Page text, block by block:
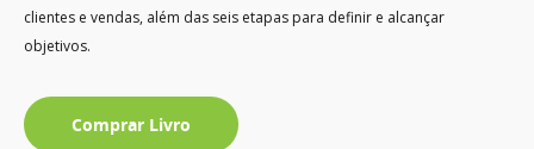
clientes e vendas, além das seis etapas para definir e alcançar
objetivos.
Comprar Livro